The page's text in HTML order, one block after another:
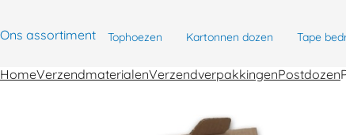
Ons assortiment Tophoezen Kartonnen dozen Tape
HomeVerzendmaterialenVerzendverpakkingenPostdozen